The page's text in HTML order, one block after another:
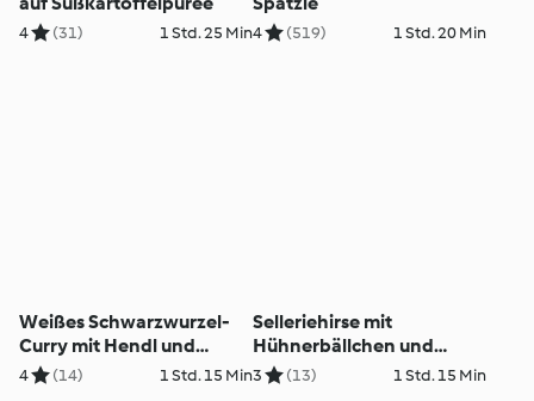
4 (31) 1 Std. 25 Min4 (519) 1 Std. 20 Min
Weißes Schwarzwurzel-
Curry mit Hendl und
Maisbrot
4 (14) 1 Std. 15 Min
Selleriehirse mit
Hühnerbällchen und
Endiviensalat
3 (13) 1 Std. 15 Min